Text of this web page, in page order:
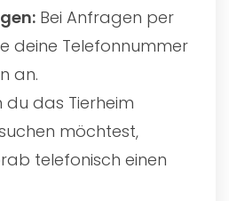
Bei Anfragen per
deine Telefonnummer
an.
du das Tierheim
möchtest,
telefonisch einen